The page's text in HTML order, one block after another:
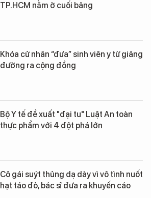
TP.HCM nằm ở cuối bảng
Khóa cử nhân “đưa” sinh viên y từ giảng
đường ra cộng đồng
Bộ Y tế đề xuất "đại tu" Luật An toàn
thực phẩm với 4 đột phá lớn
Cô gái suýt thủng dạ dày vì vô tình nuốt
hạt táo đỏ, bác sĩ đưa ra khuyến cáo